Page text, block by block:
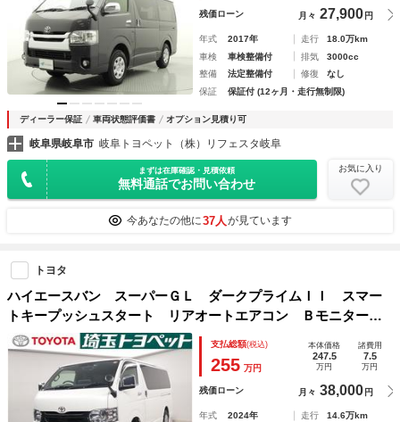
残価ローン 月々 27,900 円
年式 2017年 走行
18.0万km
車検
車検整備付 排気
3000cc
整備
法定整備付 修復
なし
保証
保証付 (12ヶ月・走行無制限)
ディーラー保証 車両状態評価書 オプション見積り可
岐阜県岐阜市 岐阜トヨペット（株）リフェスタ岐阜
まずは在庫確認・見積依頼
無料通話でお問い合わせ
お気に入り
今あなたの他に37人 が見ています
トヨタ
ハイエースバン スーパーＧＬ ダークプライムＩＩ スマー
トキープッシュスタート リアオートエアコン Ｂモニター
ナビ＆ＴＶ パワステ 横滑り防止装置 ＡＣ１００ セキュ
リティー ＥＴＣ車載器 フルセグテレビ パワーウインド
ウ キーフリー ＡＢＳ
支払総額(税込)
255 万円
本体価格
247.5
万円
諸費用
7.5
万円
残価ローン 月々 38,000 円
年式 2024年 走行
14.6万km